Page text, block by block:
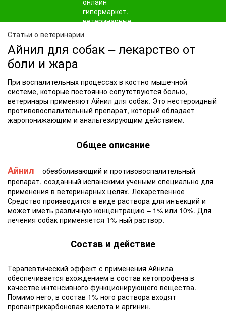
Статьи о ветеринарии
Айнил для собак – лекарство от
боли и жара
При воспалительных процессах в костно-мышечной
системе, которые постоянно сопутствуются болью,
ветеринары применяют Айнил для собак. Это нестероидный
противовоспалительный препарат, который обладает
жаропонижающим и анальгезирующим действием.
Общее описание
Айнил – обезболивающий и противовоспалительный
препарат, созданный испанскими учеными специально для
применения в ветеринарных целях. Лекарственное
Средство производится в виде раствора для инъекций и
может иметь различную концентрацию – 1% или 10%. Для
лечения собак применяется 1%-ный раствор.
Состав и действие
Терапевтический эффект с применения Айнила
обеспечивается вхождением в состав кетопрофена в
качестве интенсивного функционирующего вещества.
Помимо него, в состав 1%-ного раствора входят
пропантрикарбоновая кислота и аргинин.